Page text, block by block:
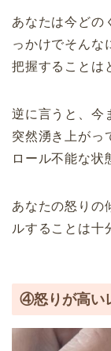
あなたは今どの
っかけでそんな
把握することは
逆に言うと、今
突然湧き上がっ
ロール不能な状
あなたの怒りの
ルすることは十
④怒りが高い